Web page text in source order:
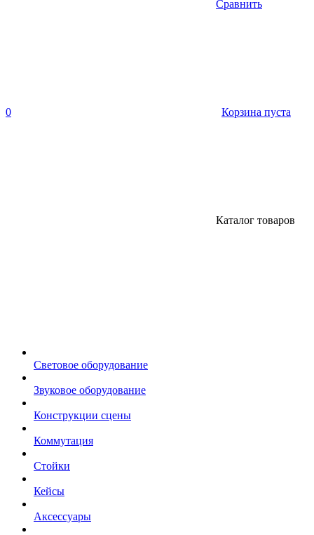
Сравнить
0 Корзина пуста
Каталог товаров
Световое оборудование
Звуковое оборудование
Конструкции сцены
Коммутация
Стойки
Кейсы
Аксессуары